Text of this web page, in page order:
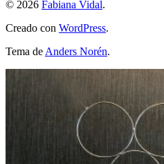
© 2026 Fabiana Vidal.
Creado con WordPress.
Tema de Anders Norén.